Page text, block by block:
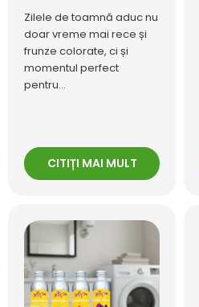
Zilele de toamnă aduc nu
doar vreme mai rece și
frunze colorate, ci și
momentul perfect
pentru...
CITIȚI MAI MULT